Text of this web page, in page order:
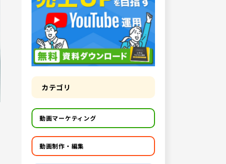
カテゴリ
動画マーケティング
動画制作・編集